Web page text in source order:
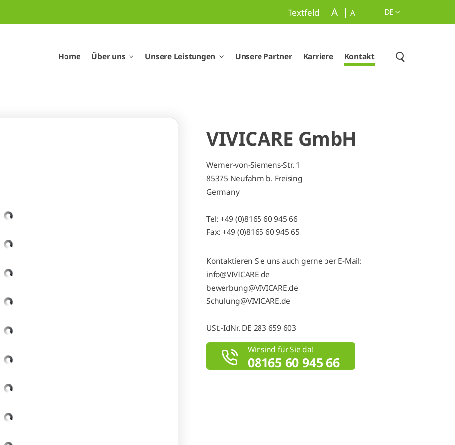
Textfeld A A DE
Home Über uns Unsere Leistungen Unsere Partner Karriere Kontakt
VIVICARE GmbH
Werner-von-Siemens-Str. 1
85375 Neufahrn b. Freising
Germany
Tel: +49 (0)8165 60 945 66
Fax: +49 (0)8165 60 945 65
Kontaktieren Sie uns auch gerne per E-Mail:
info@VIVICARE.de
bewerbung@VIVICARE.de
Schulung@VIVICARE.de
USt.-IdNr. DE 283 659 603
Wir sind für Sie da!
08165 60 945 66